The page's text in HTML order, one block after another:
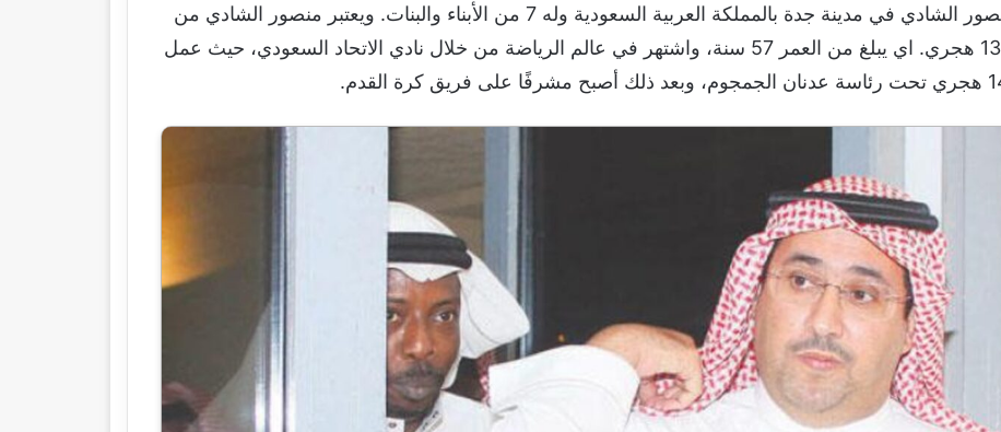
الشادي نادي الاتحاد السعودي. ويقيم منصور الشادي في مدينة جدة بالمملكة العربية السعودية وله 7 من الأبناء والبنات. ويعتبر منصور الشادي من
مواليد مدينة جدة السعودية في عام 1385 هجري. اي يبلغ من العمر 57 سنة، واشتهر في عالم الرياضة من خلال نادي الاتحاد السعودي، حيث عمل